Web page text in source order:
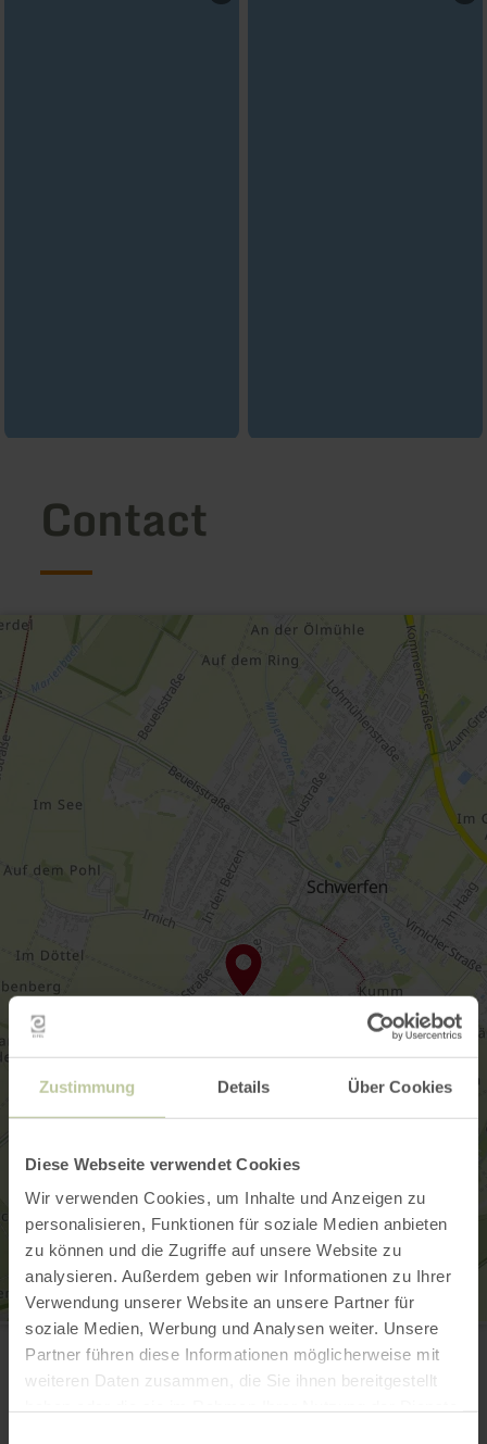
Zustimmung Details Über Cookies
Diese Webseite verwendet Cookies
Wir verwenden Cookies, um Inhalte und Anzeigen zu
personalisieren, Funktionen für soziale Medien anbieten
zu können und die Zugriffe auf unsere Website zu
analysieren. Außerdem geben wir Informationen zu Ihrer
Verwendung unserer Website an unsere Partner für
soziale Medien, Werbung und Analysen weiter. Unsere
Partner führen diese Informationen möglicherweise mit
weiteren Daten zusammen, die Sie ihnen bereitgestellt
Contact
Luftsportclub Zülpich 1956 e.V.
Udelsgasse 12
53909 Zülpich
Email